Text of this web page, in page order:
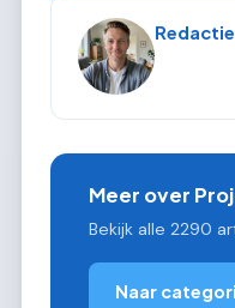
Redactie
Meer over
Bekijk alle 2290
Naar